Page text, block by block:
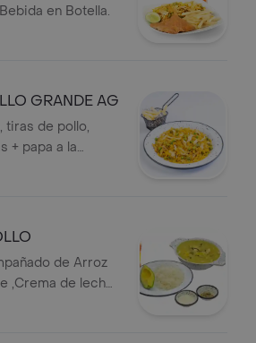
en Botella.
GRANDE AG
tiras de pollo,
+ papa a la
de Arroz
,Crema de leche,